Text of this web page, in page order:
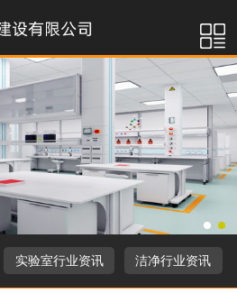
实验室行业资讯 洁净行业资讯